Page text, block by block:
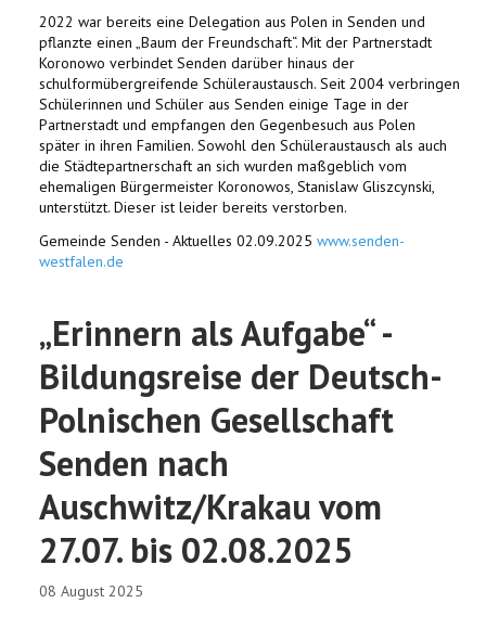
2022 war bereits eine Delegation aus Polen in Senden und
pflanzte einen „Baum der Freundschaft“. Mit der Partnerstadt
Koronowo verbindet Senden darüber hinaus der
schulformübergreifende Schüleraustausch. Seit 2004 verbringen
Schülerinnen und Schüler aus Senden einige Tage in der
Partnerstadt und empfangen den Gegenbesuch aus Polen
später in ihren Familien. Sowohl den Schüleraustausch als auch
die Städtepartnerschaft an sich wurden maßgeblich vom
ehemaligen Bürgermeister Koronowos, Stanislaw Gliszcynski,
unterstützt. Dieser ist leider bereits verstorben.
Gemeinde Senden - Aktuelles 02.09.2025 www.senden-
westfalen.de
„Erinnern als Aufgabe“ -
Bildungsreise der Deutsch-
Polnischen Gesellschaft
Senden nach
Auschwitz/Krakau vom
27.07. bis 02.08.2025
08 August 2025